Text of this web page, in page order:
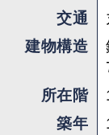
を歩くルー
もしれませ
はぴったり
マンション
交通
建物構造
所在階
築年